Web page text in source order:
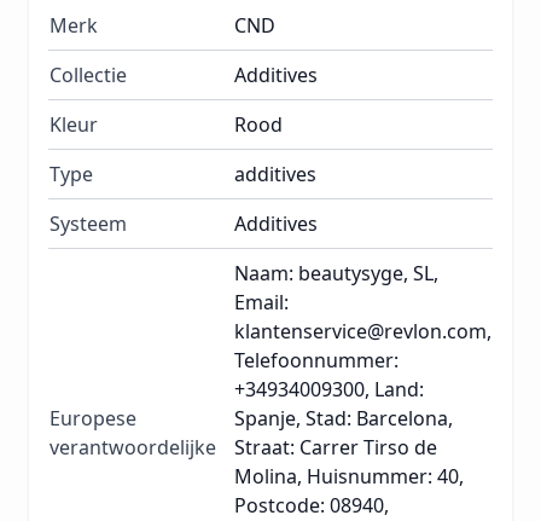
Merk
CND
Collectie
Additives
Kleur
Rood
Type
additives
Systeem
Additives
Europese
verantwoordelijke
Naam: beautysyge, SL,
Email:
klantenservice@revlon.com,
Telefoonnummer:
+34934009300, Land:
Spanje, Stad: Barcelona,
Straat: Carrer Tirso de
Molina, Huisnummer: 40,
Postcode: 08940,